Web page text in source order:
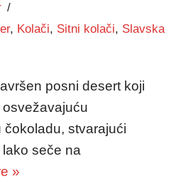
, Kolači, Sitni kolači, Slavska
posni desert koji
osvežavajuću
stvarajući
lako seče na
»